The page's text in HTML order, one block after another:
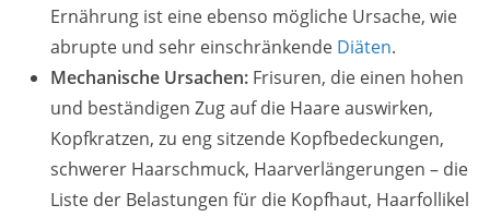
Ernährung ist eine ebenso mögliche Ursache, wie
abrupte und sehr einschränkende Diäten.
Mechanische Ursachen: Frisuren, die einen hohen
und beständigen Zug auf die Haare auswirken,
Kopfkratzen, zu eng sitzende Kopfbedeckungen,
schwerer Haarschmuck, Haarverlängerungen – die
Liste der Belastungen für die Kopfhaut, Haarfollikel